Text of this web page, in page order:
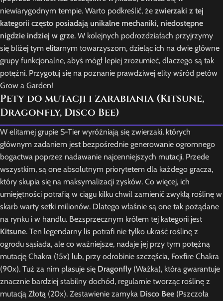
niewiarygodnym tempie. Warto podkreślić, że zwierzaki z tej
kategorii często posiadają unikalne mechaniki, niedostępne
nigdzie indziej w grze. W kolejnych podrozdziałach przyjrzymy
się bliżej tym elitarnym towarzyszom, dzieląc ich na dwie główne
grupy funkcjonalne, abyś mógł lepiej zrozumieć, dlaczego są tak
potężni. Przygotuj się na poznanie prawdziwej elity wśród petów
Grow a Garden!
Pety do mutacji i zarabiania (Kitsune,
Dragonfly, Disco Bee)
W elitarnej grupie S-Tier wyróżniają się zwierzaki, których
głównym zadaniem jest bezpośrednie generowanie ogromnego
bogactwa poprzez nadawanie najcenniejszych mutacji. Przede
wszystkim, są one absolutnym priorytetem dla każdego gracza,
który skupia się na maksymalizacji zysków. Co więcej, ich
umiejętności potrafią w ciągu kilku chwil zamienić zwykłą roślinę w
skarb warty setki milionów. Dlatego właśnie są one tak pożądane
na rynku i w handlu. Bezsprzecznym królem tej kategorii jest
Kitsune. Ten legendarny lis potrafi nie tylko ukraść roślinę z
ogrodu sąsiada, ale co ważniejsze, nadaje jej przy tym potężną
mutację Chakra (15x) lub, przy odrobinie szczęścia, Foxfire Chakra
(90x). Tuż za nim plasuje się Dragonfly(Ważka), która gwarantuje
znacznie bardziej stabilny dochód, regularnie tworząc roślinę z
mutacją Złotą (20x). Zestawienie zamyka Disco Bee (Pszczoła